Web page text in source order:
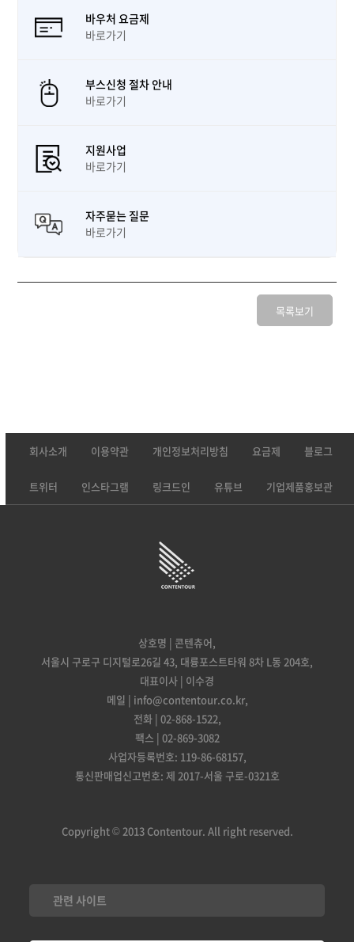
바우처 요금제
바로가기
부스신청 절차 안내
바로가기
지원사업
바로가기
자주묻는 질문
바로가기
목록보기
회사소개 이용약관 개인정보처리방침 요금제 블로그
트위터 인스타그램 링크드인 유튜브 기업제품홍보관
상호명 | 콘텐츄어,
서울시 구로구 디지털로26길 43, 대륭포스트타워 8차 L동 204호,
대표이사 | 이수경
메일 | info@contentour.co.kr,
전화 | 02-868-1522,
팩스 | 02-869-3082
사업자등록번호: 119-86-68157,
통신판매업신고번호: 제 2017-서울 구로-0321호
Copyright © 2013 Contentour. All right reserved.
관련 사이트